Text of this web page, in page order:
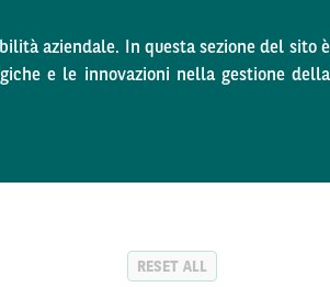
aziendale. In questa sezione del sito è
e le innovazioni nella gestione della
RESET ALL